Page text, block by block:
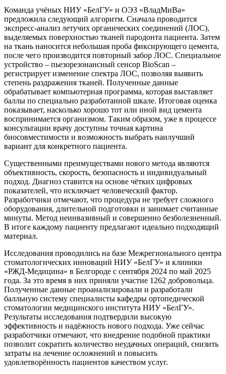
Команда учёных НИУ «БелГУ» и ОЭЗ «ВладМиВа»
предложила следующий алгоритм. Сначала проводится
экспресс-анализ летучих органических соединений (ЛОС),
выделяемых поверхностью тканей пародонта пациента. Затем
на ткань наносится небольшая проба фиксирующего цемента,
после чего производится повторный забор ЛОС. Специальное
устройство – пьезорезонансный сенсор BioScan –
регистрирует изменение спектра ЛОС, позволяя выявить
степень раздражения тканей. Полученные данные
обрабатывает компьютерная программа, которая выставляет
баллы по специально разработанной шкале. Итоговая оценка
показывает, насколько хорошо тот или иной вид цемента
воспринимается организмом. Таким образом, уже в процессе
консультации врачу доступны точная картина
биосовместимости и возможность выбрать наилучший
вариант для конкретного пациента.
Существенными преимуществами нового метода являются
объективность, скорость, безопасность и индивидуальный
подход. Диагноз ставится на основе чётких цифровых
показателей, что исключает человеческий фактор.
Разработчики отмечают, что процедура не требует сложного
оборудования, длительной подготовки и занимает считанные
минуты. Метод неинвазивный и совершенно безболезненный.
В итоге каждому пациенту предлагают идеально подходящий
материал.
Исследования проводились на базе Межрегионального центра
стоматологических инноваций НИУ «БелГУ» и клиники
«РЖД-Медицина» в Белгороде с сентября 2024 по май 2025
года. За это время в них приняли участие 1262 добровольца.
Полученные данные проанализировали и разработали
балльную систему специалисты кафедры ортопедической
стоматологии медицинского института НИУ «БелГУ».
Результаты исследования подтвердили высокую
эффективность и надёжность нового подхода. Уже сейчас
разработчики отмечают, что внедрение подобной практики
позволит сократить количество неудачных операций, снизить
затраты на лечение осложнений и повысить
удовлетворённость пациентов качеством услуг.